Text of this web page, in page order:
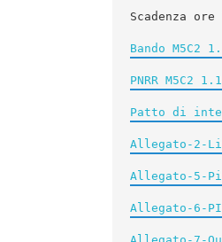
Scadenza
Bando M5C2
PNRR
Patto di
Allegato-2-
Allegato-5-
Allegato-6-